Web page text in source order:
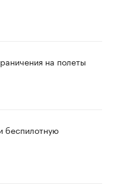
на полеты
беспилотную